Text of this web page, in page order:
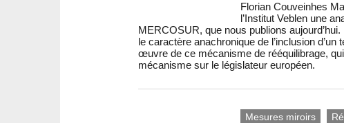
Florian Couveinhes
l’Institut Veblen une
MERCOSUR, que nous publions
le caractère anachronique de l’inclusion
œuvre de ce mécanisme de rééquilibrage,
mécanisme sur le législateur européen.
Mesures miroirs